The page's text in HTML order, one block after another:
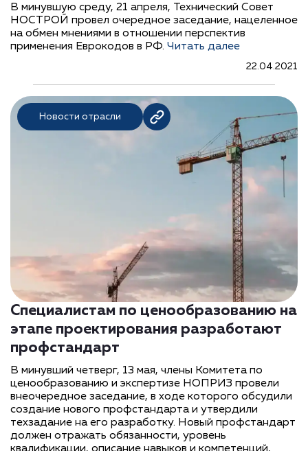
В минувшую среду, 21 апреля, Технический Совет
НОСТРОЙ провел очередное заседание, нацеленное
на обмен мнениями в отношении перспектив
применения Еврокодов в РФ. Читать далее
22.04.2021
Новости отрасли
Специалистам по ценообразованию на
этапе проектирования разработают
профстандарт
В минувший четверг, 13 мая, члены Комитета по
ценообразованию и экспертизе НОПРИЗ провели
внеочередное заседание, в ходе которого обсудили
создание нового профстандарта и утвердили
техзадание на его разработку. Новый профстандарт
должен отражать обязанности, уровень